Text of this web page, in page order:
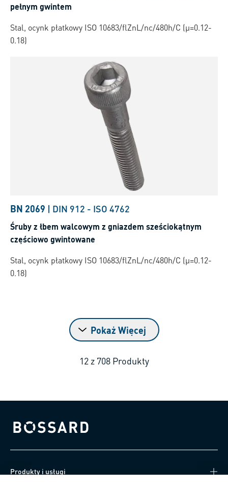
pełnym gwintem
Stal, ocynk płatkowy ISO 10683/flZnL/nc/480h/C (µ=0.12-
0.18)
BN 2069 | DIN 912 - ISO 4762
Śruby z łbem walcowym z gniazdem sześciokątnym
częściowo gwintowane
Stal, ocynk płatkowy ISO 10683/flZnL/nc/480h/C (µ=0.12-
0.18)
Pokaż Więcej
12 z 708 Produkty
Bossard homepage
Produkty i usługi